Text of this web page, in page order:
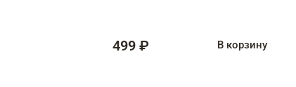
499 ₽ В корзину